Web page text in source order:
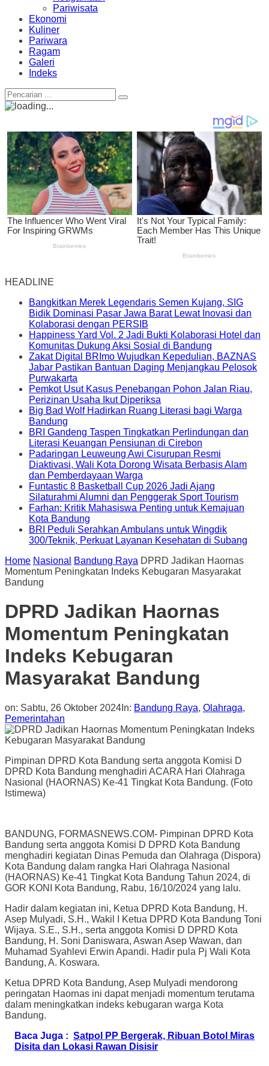
Pariwisata
Ekonomi
Kuliner
Pariwara
Ragam
Galeri
Indeks
HEADLINE
Bangkitkan Merek Legendaris Semen Kujang, SIG
Bidik Dominasi Pasar Jawa Barat Lewat Inovasi dan
Kolaborasi dengan PERSIB
Happiness Yard Vol. 2 Jadi Bukti Kolaborasi Hotel dan
Komunitas Dukung Aksi Sosial di Bandung
Zakat Digital BRImo Wujudkan Kepedulian, BAZNAS
Jabar Pastikan Bantuan Daging Menjangkau Pelosok
Purwakarta
Pemkot Usut Kasus Penebangan Pohon Jalan Riau,
Perizinan Usaha Ikut Diperiksa
Big Bad Wolf Hadirkan Ruang Literasi bagi Warga
Bandung
BRI Gandeng Taspen Tingkatkan Perlindungan dan
Literasi Keuangan Pensiunan di Cirebon
Padaringan Leuweung Awi Cisurupan Resmi
Diaktivasi, Wali Kota Dorong Wisata Berbasis Alam
dan Pemberdayaan Warga
Funtastic 8 Basketball Cup 2026 Jadi Ajang
Silaturahmi Alumni dan Penggerak Sport Tourism
Farhan: Kritik Mahasiswa Penting untuk Kemajuan
Kota Bandung
BRI Peduli Serahkan Ambulans untuk Wingdik
300/Teknik, Perkuat Layanan Kesehatan di Subang
Home Nasional Bandung Raya DPRD Jadikan Haornas
Momentum Peningkatan Indeks Kebugaran Masyarakat
Bandung
DPRD Jadikan Haornas
Momentum Peningkatan
Indeks Kebugaran
Masyarakat Bandung
on: Sabtu, 26 Oktober 2024 In: Bandung Raya, Olahraga,
Pemerintahan
Pimpinan DPRD Kota Bandung serta anggota Komisi D
DPRD Kota Bandung menghadiri ACARA Hari Olahraga
Nasional (HAORNAS) Ke-41 Tingkat Kota Bandung. (Foto
Istimewa)
BANDUNG, FORMASNEWS.COM- Pimpinan DPRD Kota
Bandung serta anggota Komisi D DPRD Kota Bandung
menghadiri kegiatan Dinas Pemuda dan Olahraga (Dispora)
Kota Bandung dalam rangka Hari Olahraga Nasional
(HAORNAS) Ke-41 Tingkat Kota Bandung Tahun 2024, di
GOR KONI Kota Bandung, Rabu, 16/10/2024 yang lalu.
Hadir dalam kegiatan ini, Ketua DPRD Kota Bandung, H.
Asep Mulyadi, S.H., Wakil I Ketua DPRD Kota Bandung Toni
Wijaya. S.E., S.H., serta anggota Komisi D DPRD Kota
Bandung, H. Soni Daniswara, Aswan Asep Wawan, dan
Muhamad Syahlevi Erwin Apandi. Hadir pula Pj Wali Kota
Bandung, A. Koswara.
Ketua DPRD Kota Bandung, Asep Mulyadi mendorong
peringatan Haornas ini dapat menjadi momentum terutama
dalam meningkatkan indeks kebugaran warga Kota
Bandung.
Baca Juga : Satpol PP Bergerak, Ribuan Botol Miras
Disita dan Lokasi Rawan Disisir